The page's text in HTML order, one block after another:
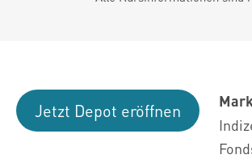
Jetzt Depot eröffnen